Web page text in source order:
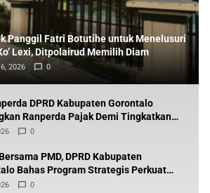
Panggil Fatri Botutihe untuk Menelusuri
Lexi, Ditpolairud Memilih Diam
2026 0
DPRD Kabupaten Gorontalo
Ranperda Pajak Demi Tingkatkan
Daerah
0
PMD, DPRD Kabupaten
Bahas Program Strategis Perkuat
Desa
0